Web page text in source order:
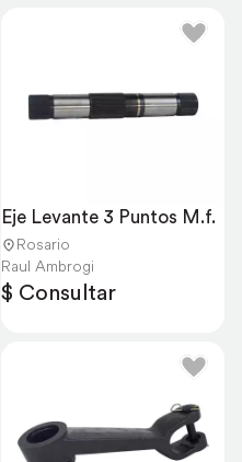
Eje Levante 3 Puntos M.f.
Rosario
Raul Ambrogi
$ Consultar